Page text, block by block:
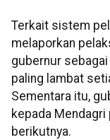
Terkait sistem
melaporkan
gubernur
paling lambat
Sementara itu,
kepada
berikutnya.